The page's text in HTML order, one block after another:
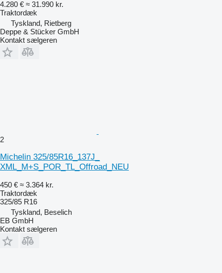
4.280 € ≈ 31.990 kr.
Traktordæk
Tyskland, Rietberg
Deppe & Stücker GmbH
Kontakt sælgeren
2
Michelin 325/85R16_137J_
XML_M+S_POR_TL_Offroad_NEU
450 € ≈ 3.364 kr.
Traktordæk
325/85 R16
Tyskland, Beselich
EB GmbH
Kontakt sælgeren